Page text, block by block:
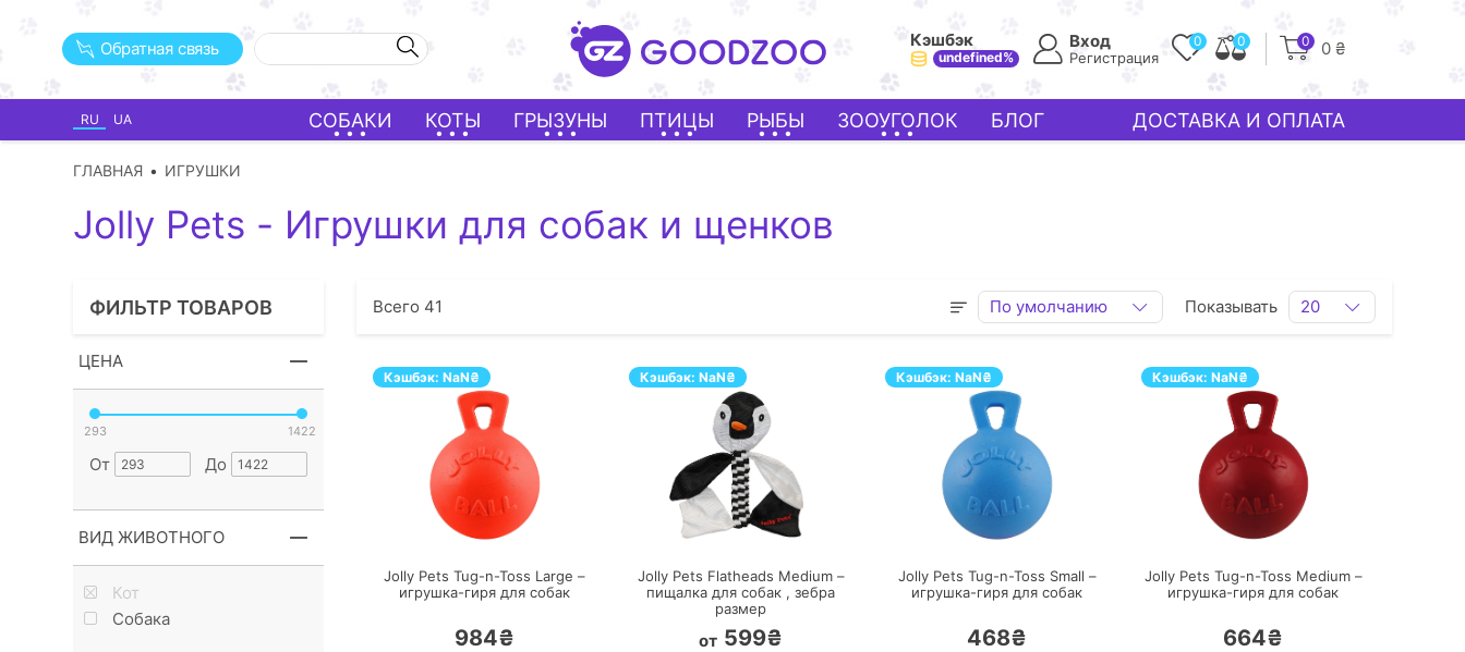
Обратная связь Кэшбэк
undefined%
Вход
Регистрация
0 0 0 0 ₴
RU UA СОБАКИ КОТЫ ГРЫЗУНЫ ПТИЦЫ РЫБЫ ЗООУГОЛОК БЛОГ ДОСТАВКА И ОПЛАТА
ГЛАВНАЯ ИГРУШКИ
Jolly Pets - Игрушки для собак и щенков
ФИЛЬТР ТОВАРОВ
ЦЕНА
293 1422
От До
ВИД ЖИВОТНОГО
Кот
Собака
Всего 41 По умолчанию Показывать 20
Кэшбэк: NaN₴
ПЕРЕЙТИ
Jolly Pets Tug-n-Toss Large –
игрушка-гиря для собак
984₴
Кэшбэк: NaN₴
ПЕРЕЙТИ
Jolly Pets Flatheads Medium –
пищалка для собак , зебра
размер
от 599₴
Кэшбэк: NaN₴
ПЕРЕЙТИ
Jolly Pets Tug-n-Toss Small –
игрушка-гиря для собак
468₴
Кэшбэк: NaN₴
ПЕРЕЙТИ
Jolly Pets Tug-n-Toss Medium –
игрушка-гиря для собак
664₴